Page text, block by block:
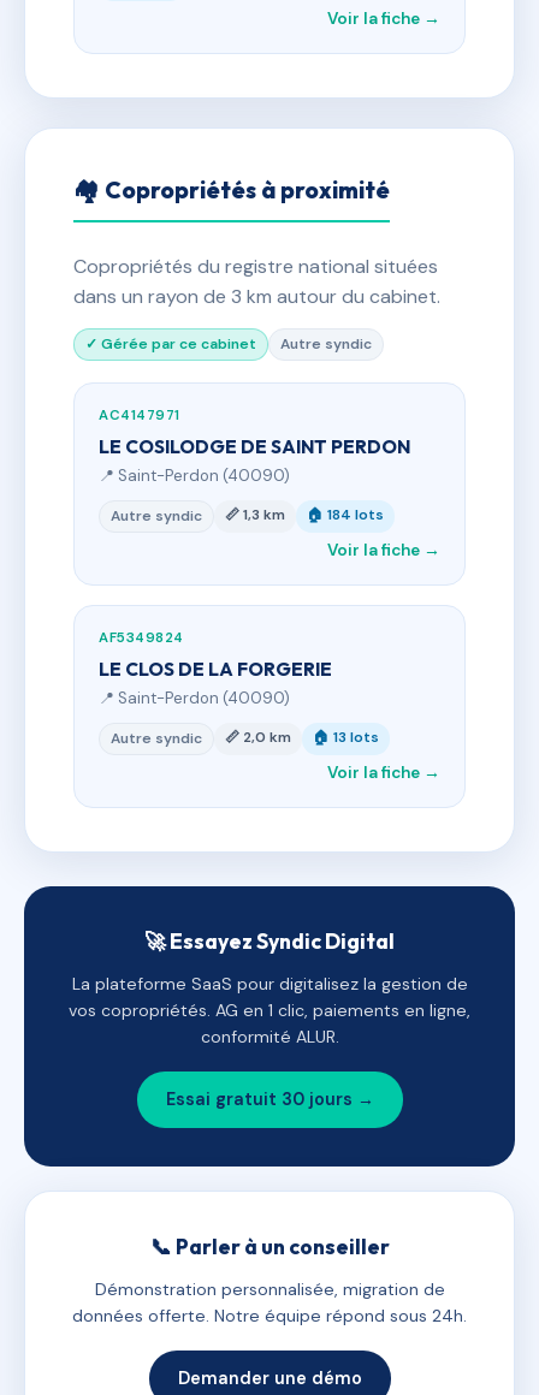
Voir la fiche →
🏘 Copropriétés à proximité
Copropriétés du registre national situées
dans un rayon de 3 km autour du cabinet.
✓ Gérée par ce cabinet Autre syndic
AC4147971
LE COSILODGE DE SAINT PERDON
📍 Saint-Perdon (40090)
Autre syndic 📏 1,3 km 🏠 184 lots
Voir la fiche →
AF5349824
LE CLOS DE LA FORGERIE
📍 Saint-Perdon (40090)
Autre syndic 📏 2,0 km 🏠 13 lots
Voir la fiche →
🚀 Essayez Syndic Digital
La plateforme SaaS pour digitalisez la gestion de
vos copropriétés. AG en 1 clic, paiements en ligne,
conformité ALUR.
Essai gratuit 30 jours →
📞 Parler à un conseiller
Démonstration personnalisée, migration de
données offerte. Notre équipe répond sous 24h.
Demander une démo